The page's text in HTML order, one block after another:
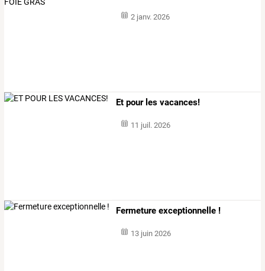
2 janv. 2026
Et pour les vacances!
11 juil. 2026
Fermeture exceptionnelle !
13 juin 2026